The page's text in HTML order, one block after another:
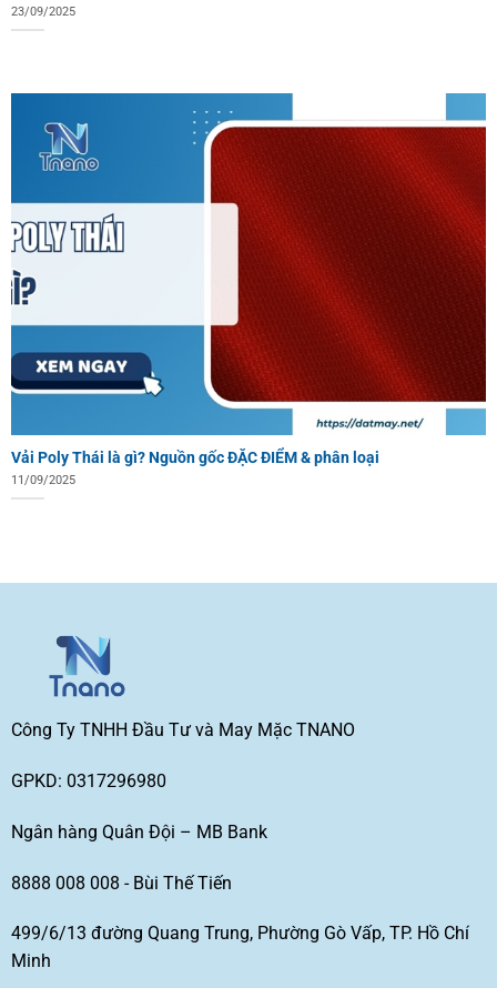
23/09/2025
Vải Poly Thái là gì? Nguồn gốc ĐẶC ĐIỂM & phân loại
11/09/2025
Công Ty TNHH Đầu Tư và May Mặc TNANO
GPKD: 0317296980
Ngân hàng Quân Đội – MB Bank
8888 008 008 - Bùi Thế Tiến
499/6/13 đường Quang Trung, Phường Gò Vấp, TP. Hồ Chí
Minh